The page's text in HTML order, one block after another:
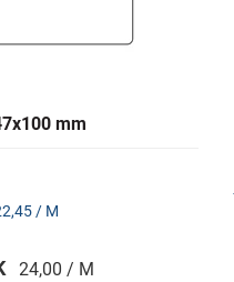
mm
/ M
24,00 / M